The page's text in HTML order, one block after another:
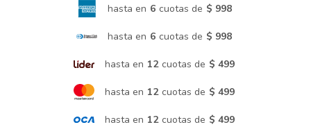
hasta en 6 cuotas de $ 998
hasta en 6 cuotas de $ 998
hasta en 12 cuotas de $ 499
hasta en 12 cuotas de $ 499
hasta en 12 cuotas de $ 499
Muebles de exterior
Lavado y secado